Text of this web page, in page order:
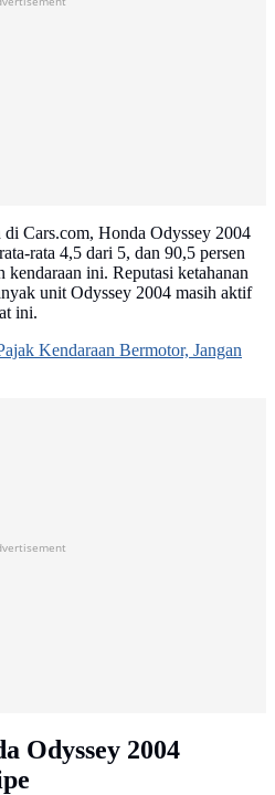
di Cars.com, Honda Odyssey 2004
rata 4,5 dari 5, dan 90,5 persen
kendaraan ini. Reputasi ketahanan
unit Odyssey 2004 masih aktif
ini.
Kendaraan Bermotor, Jangan
Odyssey 2004